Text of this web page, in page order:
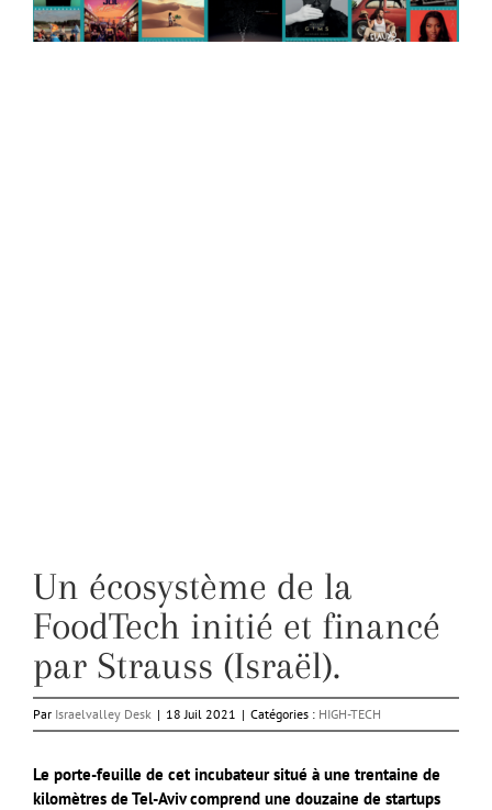
Un écosystème de la
FoodTech initié et financé
par Strauss (Israël).
Par Israelvalley Desk | 18 Juil 2021 | Catégories : HIGH-TECH
Le porte-feuille de cet incubateur situé à une trentaine de
kilomètres de Tel-Aviv comprend une douzaine de startups